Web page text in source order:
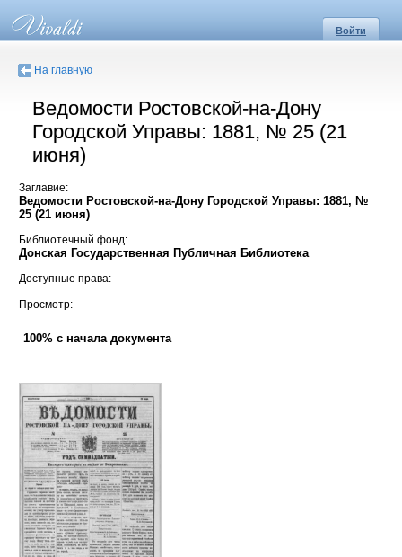
Войти
На главную
Ведомости Ростовской-на-Дону
Городской Управы: 1881, № 25 (21
июня)
Заглавие:
Ведомости Ростовской-на-Дону Городской Управы: 1881, №
25 (21 июня)
Библиотечный фонд:
Донская Государственная Публичная Библиотека
Доступные права:
Просмотр:
100% с начала документа